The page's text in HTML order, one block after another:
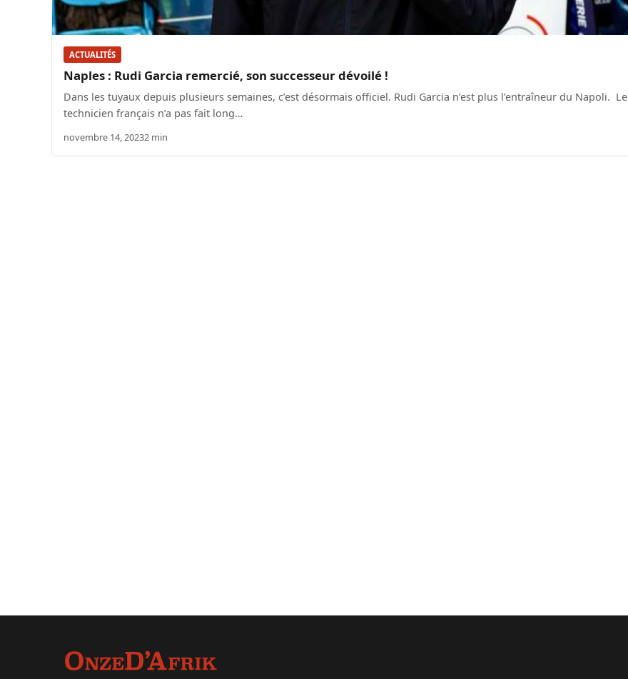
ACTUALITÉS
Naples : Rudi Garcia remercié, son successeur dévoilé !
Dans les tuyaux depuis plusieurs semaines, c’est désormais officiel. Rudi Garcia n’est plus l’entraîneur du Napoli. Le
technicien français n’a pas fait long…
novembre 14, 20232 min